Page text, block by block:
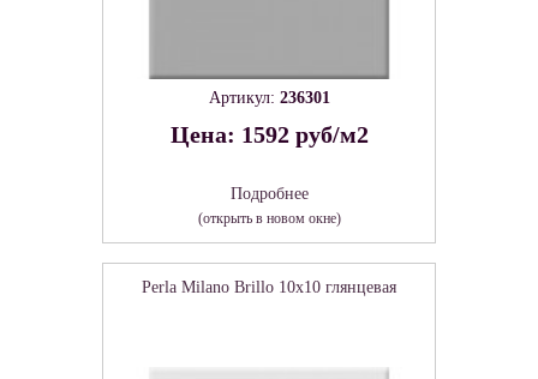
Артикул: 236301
Цена: 1592 руб/м2
Подробнее
(открыть в новом окне)
Perla Milano Brillo 10x10 глянцевая